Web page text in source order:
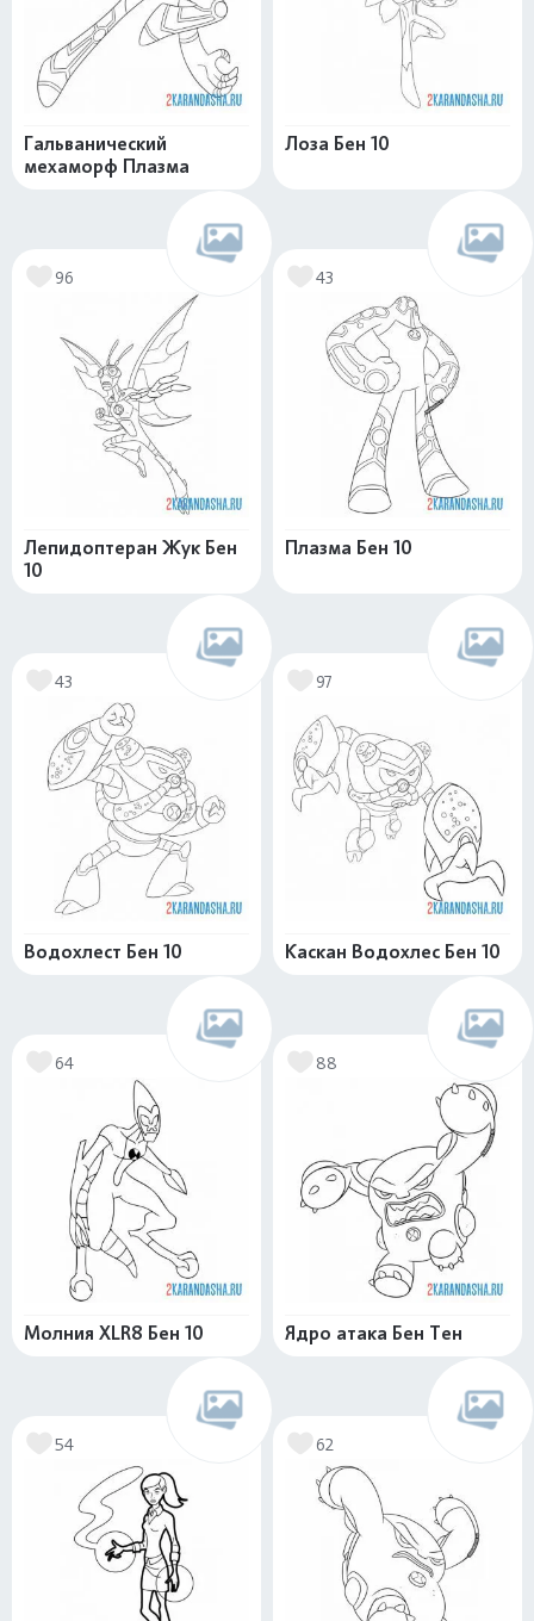
Гальванический
мехаморф Плазма
Лоза Бен 10
96
Лепидоптеран Жук Бен
10
43
Плазма Бен 10
43
Водохлест Бен 10
97
Каскан Водохлес Бен 10
64
Молния XLR8 Бен 10
88
Ядро атака Бен Тен
54 62